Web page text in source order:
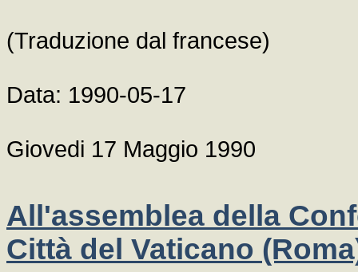
(Traduzione dal francese)
Data: 1990-05-17
Giovedi 17 Maggio 1990
All'assemblea della
Città del Vaticano